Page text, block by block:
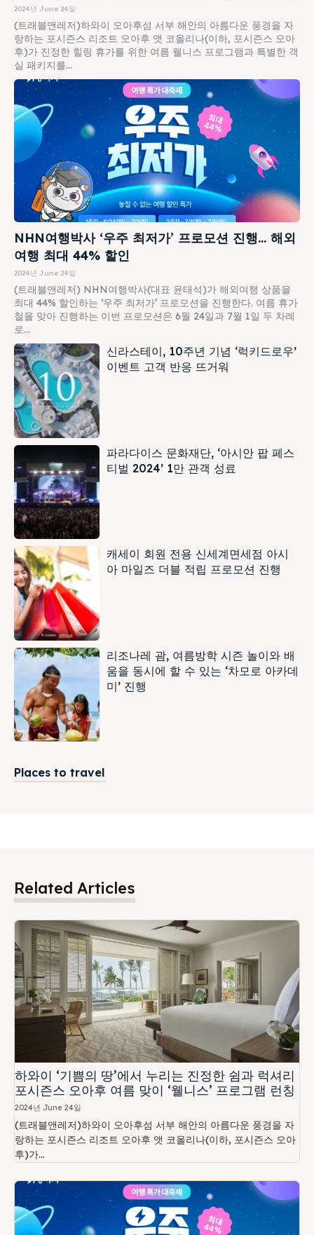
2024년 June 24일
(트래블앤레저)하와이 오아후섬 서부 해안의 아름다운 풍경을 자
랑하는 포시즌스 리조트 오아후 앳 코올리나(이하, 포시즌스 오아
후)가 진정한 힐링 휴가를 위한 여름 웰니스 프로그램과 특별한 객
실 패키지를...
NHN여행박사 ‘우주 최저가’ 프로모션 진행… 해외
여행 최대 44% 할인
2024년 June 24일
(트래블앤레저) NHN여행박사(대표 윤태석)가 해외여행 상품을
최대 44% 할인하는 ‘우주 최저가’ 프로모션을 진행한다. 여름 휴가
철을 맞아 진행하는 이번 프로모션은 6월 24일과 7월 1일 두 차례
로...
신라스테이, 10주년 기념 ‘럭키드로우’
이벤트 고객 반응 뜨거워
파라다이스 문화재단, ‘아시안 팝 페스
티벌 2024’ 1만 관객 성료
캐세이 회원 전용 신세계면세점 아시
아 마일즈 더블 적립 프로모션 진행
리조나레 괌, 여름방학 시즌 놀이와 배
움을 동시에 할 수 있는 ‘차모로 아카데
미’ 진행
Places to travel
Related Articles
하와이 ‘기쁨의 땅’에서 누리는 진정한 쉼과 럭셔리
포시즌스 오아후 여름 맞이 ‘웰니스’ 프로그램 런칭
2024년 June 24일
(트래블앤레저)하와이 오아후섬 서부 해안의 아름다운 풍경을 자
랑하는 포시즌스 리조트 오아후 앳 코올리나(이하, 포시즌스 오아
후)가...